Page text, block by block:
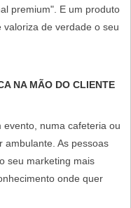
premium". E um produto
de verdade o seu
NA MÃO DO CLIENTE
numa cafeteria ou
ambulante. As pessoas
seu marketing mais
onde quer